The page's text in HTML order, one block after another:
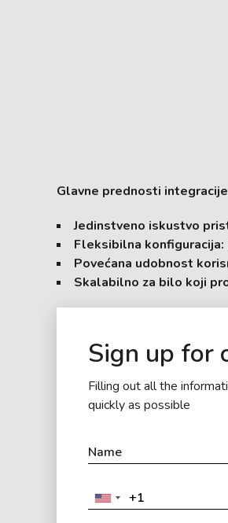
Glavne prednosti integracije
Jedinstveno iskustvo
Fleksibilna konfiguracija:
Povećana udobnost
Skalabilno za bilo koji
Sign up for
Filling out all the
quickly as possible